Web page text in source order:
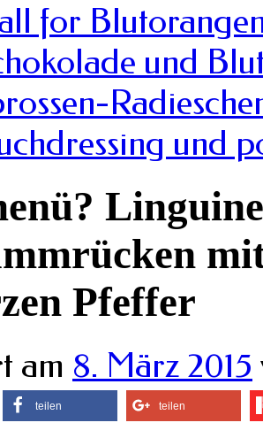
for
und
und
Pfeffer
am 8. März 2015
teilen teilen